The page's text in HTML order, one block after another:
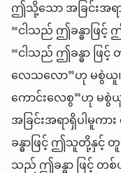
ဤသို့သော အခြင်းအ
“ငါသည် ဤခန္ဓာဖ
“ငါသည် ဤခန္ဓာ ဖြင့်
လေသလော”ဟု မစွဲယူ၊
ကောင်းလေစွ”ဟု မစွဲ
အခြင်းအရာရှိပါမူက
ခန္ဓာဖြင့် ဤသူတို့နှင့်
သည် ဤခန္ဓာ ဖြင့် တစ်ပ